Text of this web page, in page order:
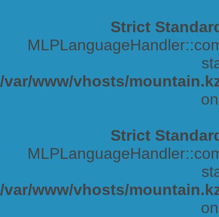
Strict
/var/www/vhosts/
Strict
/var/www/vhosts/